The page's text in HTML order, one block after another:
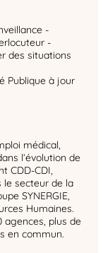
-
-
des situations
Publique à jour
médical,
l’évolution de
CDD-CDI,
le secteur de la
SYNERGIE,
Humaines.
agences, plus de
en commun.